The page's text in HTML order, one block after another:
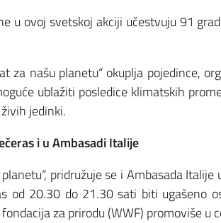
u ovoj svetskoj akciji učestvuju 91
za našu planetu“ okuplja pojedince,
ublažiti posledice klimatskih
jedinki.
i u Ambasadi Italije
pridružuje se i Ambasada
od 20.30 do 21.30 sati biti ugašeno
za prirodu (WWF) promoviše u